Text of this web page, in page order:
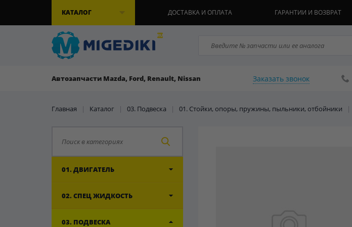
КАТАЛОГ ДОСТАВКА И ОПЛАТА ГАРАНТИИ И ВОЗВРАТ
Автозапчасти Mazda, Ford, Renault, Nissan Заказать звонок
Главная | Каталог | 03. Подвеска | 01. Стойки, опоры, пружины, пыльники, отбойники |
01. ДВИГАТЕЛЬ
02. СПЕЦ ЖИДКОСТЬ
03. ПОДВЕСКА